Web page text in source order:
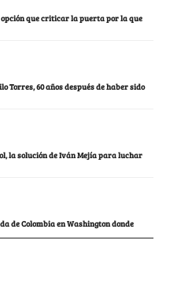
que criticar la puerta por la que
Torres, 60 años después de haber sido
la solución de Iván Mejía para luchar
de Colombia en Washington donde